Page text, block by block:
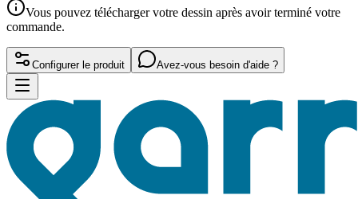
Vous pouvez télécharger votre dessin après avoir terminé votre
commande.
Configurer le produit Avez-vous besoin d'aide ?